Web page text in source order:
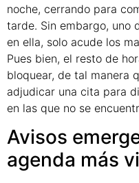
noche, cerrando para
tarde. Sin embargo, uno
en ella, solo acude los
Pues bien, el resto de
bloquear, de tal manera
adjudicar una cita para
en las que no se
Avisos
agenda más